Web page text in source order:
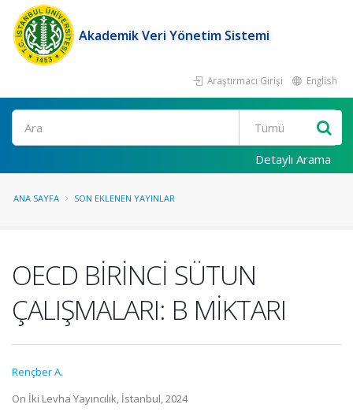
Akademik Veri Yönetim Sistemi
Araştırmacı Girişi English
Ara
Detaylı Arama
ANA SAYFA SON EKLENEN YAYINLAR
OECD BİRİNCİ SÜTUN
ÇALIŞMALARI: B MİKTARI
Rençber A.
On İki Levha Yayıncılık, İstanbul, 2024